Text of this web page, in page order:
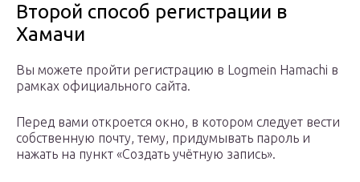
Второй способ регистрации в
Хамачи
Вы можете пройти регистрацию в Logmein Hamachi в
рамках официального сайта.
Перед вами откроется окно, в котором следует вести
собственную почту, тему, придумывать пароль и
нажать на пункт «Создать учётную запись».